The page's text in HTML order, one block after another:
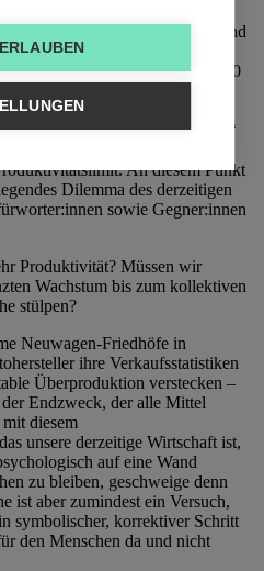
alle Berufssparten hinweg sind
wird eine Krankenschwester,
produktiver, wenn sie 32 statt 40
Generalsekretär Egger.
bedeutet für die meisten
und nicht höhere Produktivität.“
wie beispielsweise
An diesem Punkt
Dilemma des derzeitigen
sowie Gegner:innen
Produktivität? Müssen wir
Wachstum bis zum kollektiven
stülpen?
Neuwagen-Friedhöfe in
ihre Verkaufsstatistiken
Überproduktion verstecken –
Endzweck, der alle Mittel
diesem
unsere derzeitige Wirtschaft ist,
auf eine Wand
zu bleiben, geschweige denn
ist aber zumindest ein Versuch,
symbolischer, korrektiver Schritt
den Menschen da und nicht